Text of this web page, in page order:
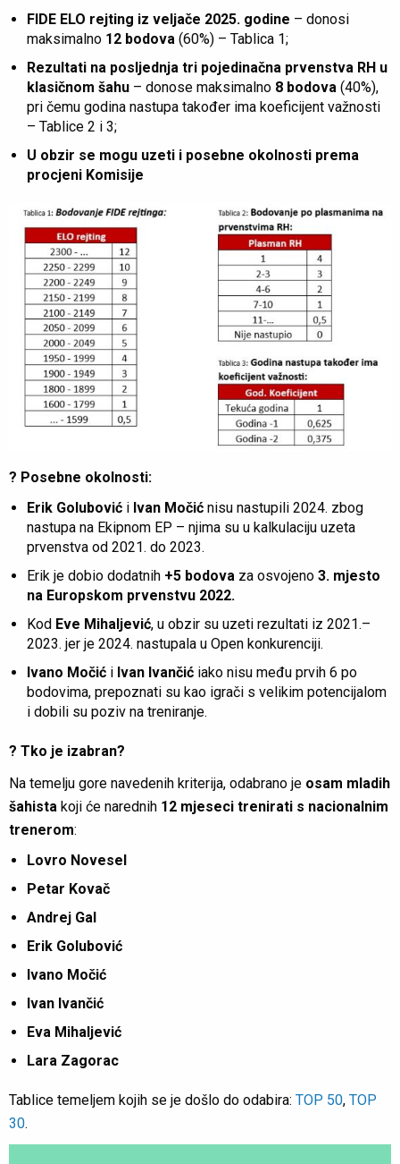
FIDE ELO rejting iz veljače 2025. godine – donosi
maksimalno 12 bodova (60%) – Tablica 1;
Rezultati na posljednja tri pojedinačna prvenstva RH u
klasičnom šahu – donose maksimalno 8 bodova (40%),
pri čemu godina nastupa također ima koeficijent važnosti
– Tablice 2 i 3;
U obzir se mogu uzeti i posebne okolnosti prema
procjeni Komisije
? Posebne okolnosti:
Erik Golubović i Ivan Močić nisu nastupili 2024. zbog
nastupa na Ekipnom EP – njima su u kalkulaciju uzeta
prvenstva od 2021. do 2023.
Erik je dobio dodatnih +5 bodova za osvojeno 3. mjesto
na Europskom prvenstvu 2022.
Kod Eve Mihaljević, u obzir su uzeti rezultati iz 2021.–
2023. jer je 2024. nastupala u Open konkurenciji.
Ivano Močić i Ivan Ivančić iako nisu među prvih 6 po
bodovima, prepoznati su kao igrači s velikim potencijalom
i dobili su poziv na treniranje.
? Tko je izabran?
Na temelju gore navedenih kriterija, odabrano je osam mladih
šahista koji će narednih 12 mjeseci trenirati s nacionalnim
trenerom:
Lovro Novesel
Petar Kovač
Andrej Gal
Erik Golubović
Ivano Močić
Ivan Ivančić
Eva Mihaljević
Lara Zagorac
Tablice temeljem kojih se je došlo do odabira: TOP 50, TOP
30.